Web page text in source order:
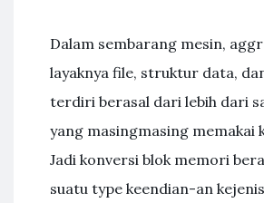
Dalam sembarang mesin,
layaknya file, struktur data,
terdiri berasal dari lebih dari
yang masing­masing memakai
Jadi konversi blok memori
suatu type ke­endian-an